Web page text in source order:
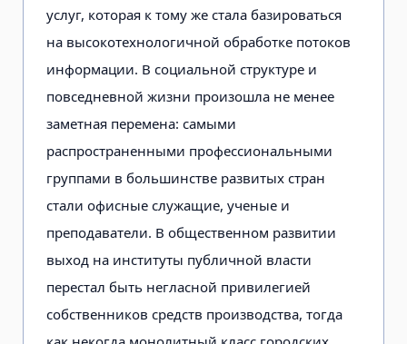
услуг, которая к тому же стала базироваться
на высокотехнологичной обработке потоков
информации. В социальной структуре и
повседневной жизни произошла не менее
заметная перемена: самыми
распространенными профессиональными
группами в большинстве развитых стран
стали офисные служащие, ученые и
преподаватели. В общественном развитии
выход на институты публичной власти
перестал быть негласной привилегией
собственников средств производства, тогда